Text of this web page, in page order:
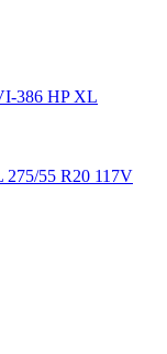
55 R20 117V